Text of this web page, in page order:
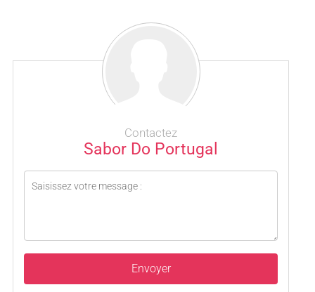
Contactez
Sabor Do Portugal
Envoyer